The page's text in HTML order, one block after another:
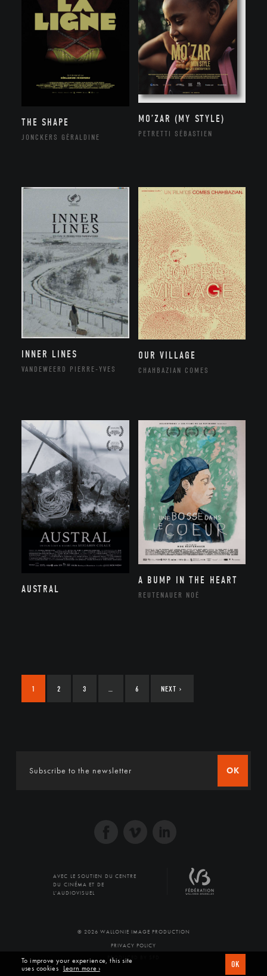
THE SHAPE
JONCKERS GÉRALDINE
MO’ZAR (MY STYLE)
PETRETTI SÉBASTIEN
INNER LINES
VANDEWEERD PIERRE-YVES
OUR VILLAGE
CHAHBAZIAN COMES
AUSTRAL
A BUMP IN THE HEART
REUTENAUER NOÉ
1 2 3 6 NEXT ›
OK
AVEC LE SOUTIEN DU CENTRE
DU CINÉMA ET DE
L'AUDIOVISUEL
© 2026 WALLONIE IMAGE PRODUCTION
PRIVACY POLICY
PRODUCED BY SFD
To improve your experience, this site
uses cookies Learn more › OK